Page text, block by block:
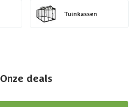
Tuinkassen
Onze deals